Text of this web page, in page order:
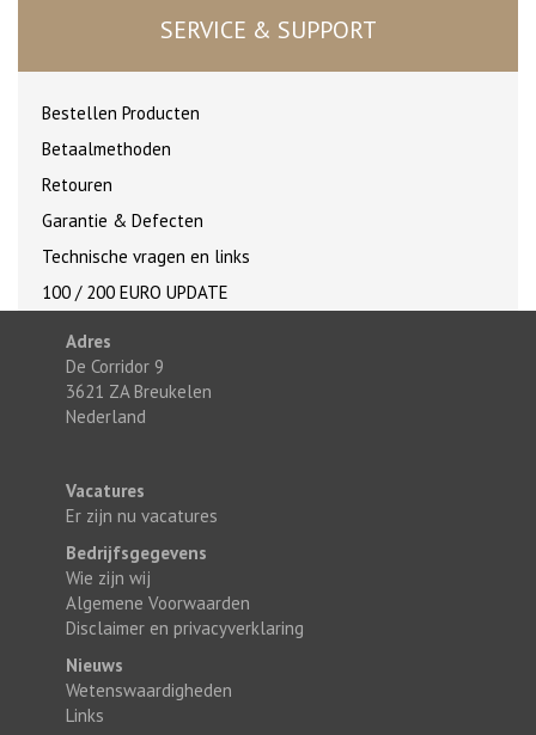
SERVICE & SUPPORT
Bestellen Producten
Betaalmethoden
Retouren
Garantie & Defecten
Technische vragen en links
100 / 200 EURO UPDATE
Adres
De Corridor 9
3621 ZA Breukelen
Nederland
Vacatures
Er zijn nu vacatures
Bedrijfsgegevens
Wie zijn wij
Algemene Voorwaarden
Disclaimer en privacyverklaring
Nieuws
Wetenswaardigheden
Links